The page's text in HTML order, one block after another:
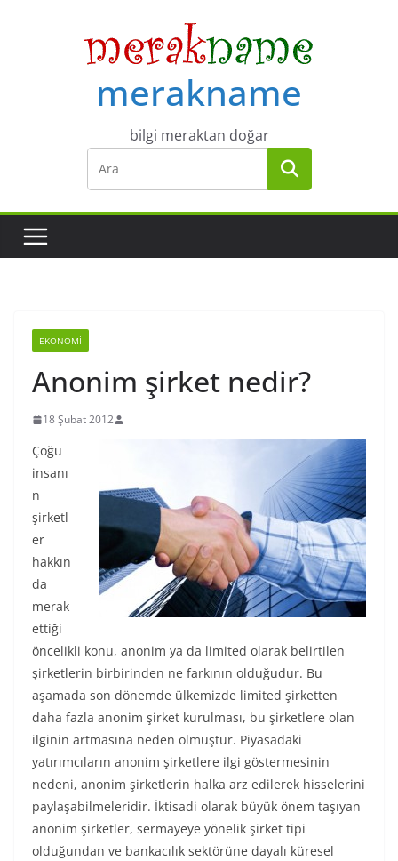
merakname
bilgi meraktan doğar
EKONOMI
Anonim şirket nedir?
18 Şubat 2012
Çoğu
insanı
n
şirketl
er
hakkın
da
merak
ettiği
öncelikli konu, anonim ya da limited olarak belirtilen
şirketlerin birbirinden ne farkının olduğudur. Bu
aşamada son dönemde ülkemizde limited şirketten
daha fazla anonim şirket kurulması, bu şirketlere olan
ilginin artmasına neden olmuştur. Piyasadaki
yatırımcıların anonim şirketlere ilgi göstermesinin
nedeni, anonim şirketlerin halka arz edilerek hisselerini
paylaşabilmeleridir. İktisadi olarak büyük önem taşıyan
anonim şirketler, sermayeye yönelik şirket tipi
olduğundan ve bankacılık sektörüne dayalı küresel